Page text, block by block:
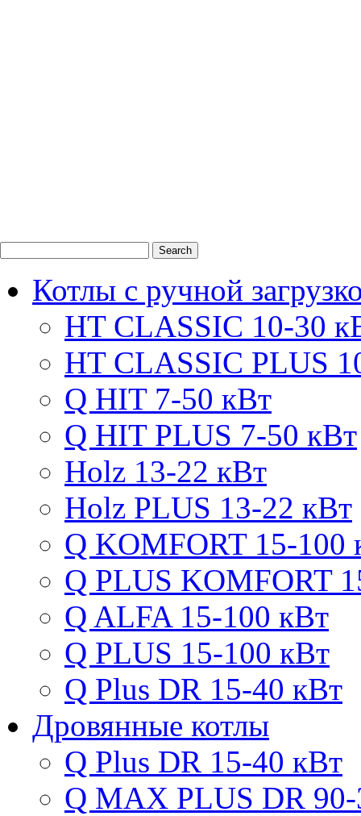
Котлы с ручной
HT CLASSIC 10-30
HT CLASSIC PLUS
Q HIT 7-50 кВт
Q HIT PLUS 7-50 кВт
Holz 13-22 кВт
Holz PLUS 13-22 кВт
Q KOMFORT 15-100
Q PLUS KOMFORT
Q ALFA 15-100 кВт
Q PLUS 15-100 кВт
Q Plus DR 15-40 кВт
Дровянные котлы
Q Plus DR 15-40 кВт
Q MAX PLUS DR